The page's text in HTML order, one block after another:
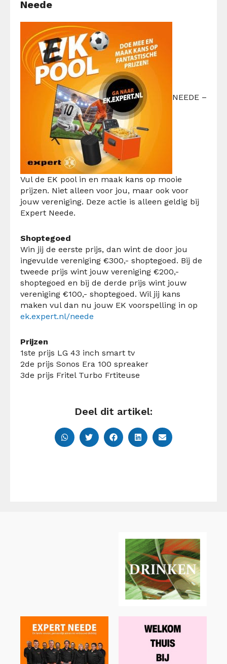
Neede
NEEDE –
Vul de EK pool in en maak kans op mooie
prijzen. Niet alleen voor jou, maar ook voor
jouw vereniging. Deze actie is alleen geldig bij
Expert Neede.
Shoptegoed
Win jij de eerste prijs, dan wint de door jou
ingevulde vereniging €300,- shoptegoed. Bij de
tweede prijs wint jouw vereniging €200,-
shoptegoed en bij de derde prijs wint jouw
vereniging €100,- shoptegoed. Wil jij kans
maken vul dan nu jouw EK voorspelling in op
ek.expert.nl/neede
Prijzen
1ste prijs LG 43 inch smart tv
2de prijs Sonos Era 100 spreaker
3de prijs Fritel Turbo Frtiteuse
Deel dit artikel: